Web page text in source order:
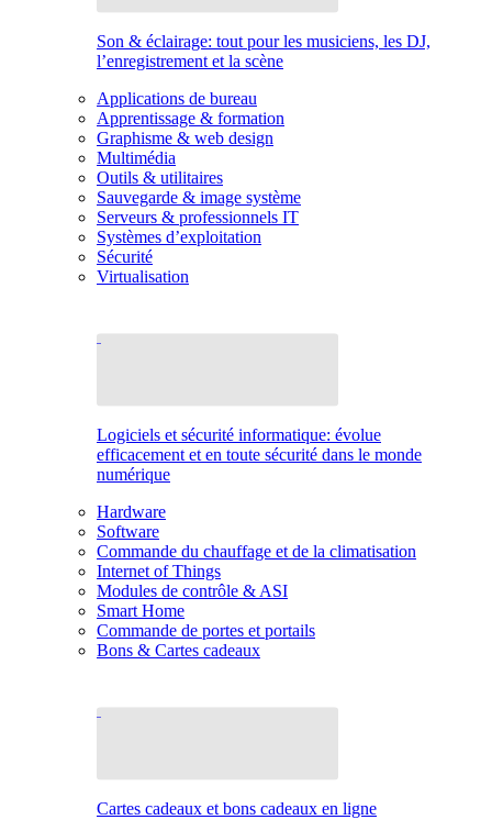
Son & éclairage: tout pour les musiciens, les DJ,
l’enregistrement et la scène
Applications de bureau
Apprentissage & formation
Graphisme & web design
Multimédia
Outils & utilitaires
Sauvegarde & image système
Serveurs & professionnels IT
Systèmes d’exploitation
Sécurité
Virtualisation
Logiciels et sécurité informatique: évolue
efficacement et en toute sécurité dans le monde
numérique
Hardware
Software
Commande du chauffage et de la climatisation
Internet of Things
Modules de contrôle & ASI
Smart Home
Commande de portes et portails
Bons & Cartes cadeaux
Cartes cadeaux et bons cadeaux en ligne